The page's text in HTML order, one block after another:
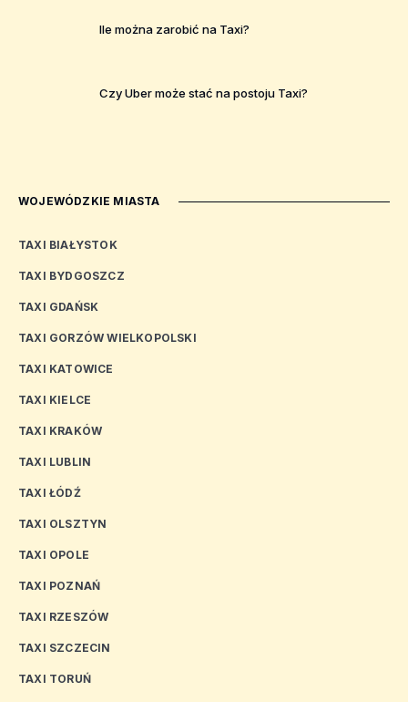
Ile można zarobić na Taxi?
Czy Uber może stać na postoju Taxi?
WOJEWÓDZKIE MIASTA
TAXI BIAŁYSTOK
TAXI BYDGOSZCZ
TAXI GDAŃSK
TAXI GORZÓW WIELKOPOLSKI
TAXI KATOWICE
TAXI KIELCE
TAXI KRAKÓW
TAXI LUBLIN
TAXI ŁÓDŹ
TAXI OLSZTYN
TAXI OPOLE
TAXI POZNAŃ
TAXI RZESZÓW
TAXI SZCZECIN
TAXI TORUŃ